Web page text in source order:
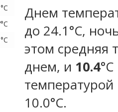
°C
°C
°C
Днем
до 24.1°C,
этом средняя
днем, и 10.4
температурой
10.0°С.